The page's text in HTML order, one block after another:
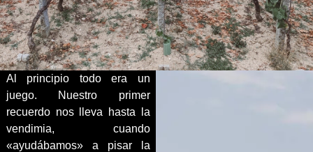
Al principio todo era un
juego. Nuestro primer
recuerdo nos lleva hasta la
vendimia, cuando
«ayudábamos» a pisar la